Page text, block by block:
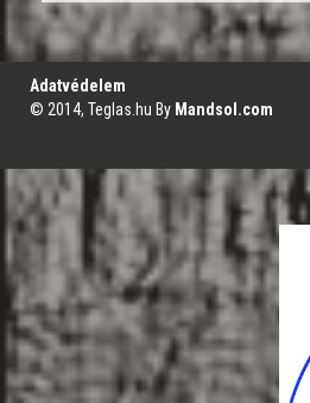
';
Adatvédelem
© 2014, Teglas.hu By Mandsol.com